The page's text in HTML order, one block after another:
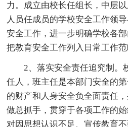
力。成立由校长任组长，中层
人员任成员的学校安全工作领
安全工作，进一步明确学校各
把教育安全工作列入日常工作范
2、落实安全责任追究制。
任人，班主任是本部门安全的
的财产和人身安全负全面责任
做总抓手，贯穿于各项工作的始
对因思想认识不足、宣传教育